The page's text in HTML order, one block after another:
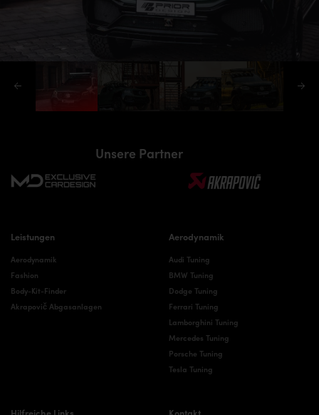
Unsere Partner
Leistungen
Aerodynamik
Fashion
Body-Kit-Finder
Akrapovič Abgasanlagen
Aerodynamik
Audi Tuning
BMW Tuning
Dodge Tuning
Ferrari Tuning
Lamborghini Tuning
Mercedes Tuning
Porsche Tuning
Tesla Tuning
Hilfreiche Links Kontakt